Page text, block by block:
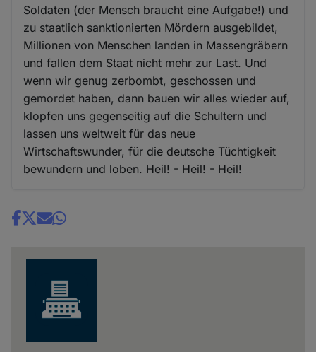
Soldaten (der Mensch braucht eine Aufgabe!) und
zu staatlich sanktionierten Mördern ausgebildet,
Millionen von Menschen landen in Massengräbern
und fallen dem Staat nicht mehr zur Last. Und
wenn wir genug zerbombt, geschossen und
gemordet haben, dann bauen wir alles wieder auf,
klopfen uns gegenseitig auf die Schultern und
lassen uns weltweit für das neue
Wirtschaftswunder, für die deutsche Tüchtigkeit
bewundern und loben. Heil! - Heil! - Heil!
Share